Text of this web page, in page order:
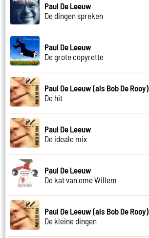
Paul De Leeuw
De dingen spreken
Paul De Leeuw
De grote copyrette
Paul De Leeuw (als Bob De Rooy)
De hit
Paul De Leeuw
De ideale mix
Paul De Leeuw
De kat van ome Willem
Paul De Leeuw (als Bob De Rooy)
De kleine dingen